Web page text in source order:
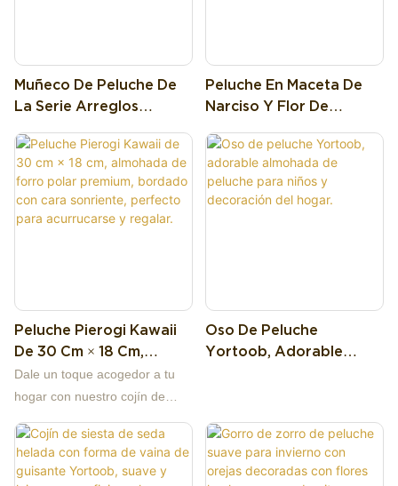
hogar.
Muñeco De Peluche De
La Serie Arreglos
Juguete De Peluche
Suave Para Decoración
Del Hogar Y Regalos.
Peluche En Maceta De
Narciso Y Flor De
Bonita Planta Floral
Decorativa Para El
Hogar Y Regalo.
Peluche Pierogi Kawaii
De 30 Cm × 18 Cm,
Almohada De Forro
Polar Premium, Bordado
Perfecto Para
Acurrucarse Y Regalar.
Dale un toque acogedor a tu
hogar con nuestro cojín de
peluche Pierogi Sonriente de
30 cm × 18 cm. Con forma de
pierogi (empanadilla) regordete
Oso De Peluche
Yortoob, Adorable